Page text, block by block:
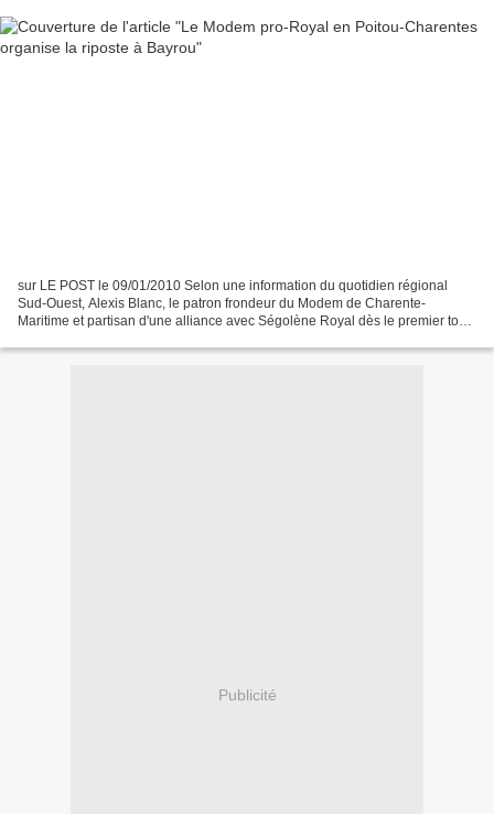
sur LE POST le 09/01/2010 Selon une information du quotidien régional
Sud-Ouest, Alexis Blanc, le patron frondeur du Modem de Charente-
Maritime et partisan d'une alliance avec Ségolène Royal dès le premier tour
Publicité